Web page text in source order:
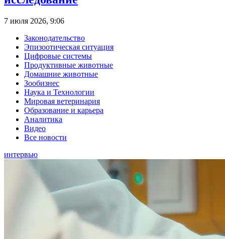
7 июля 2026, 9:06
Законодательство
Эпизоотическая ситуация
Цифровые системы
Продуктивные животные
Домашние животные
Зообизнес
Наука и Технологии
Мировая ветеринария
Образование и карьера
Аналитика
Видео
Все новости
интервью